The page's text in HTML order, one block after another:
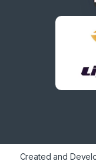
Created and